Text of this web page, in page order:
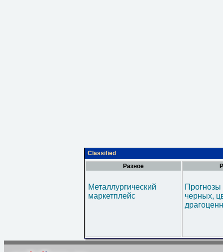
Classified
Разное
Металлургический
маркетплейс
черных,